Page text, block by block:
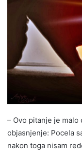
– Ovo pitanje je
objasnjenje: Pocela
nakon toga nisam